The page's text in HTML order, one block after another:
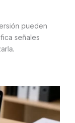
pueden
señales